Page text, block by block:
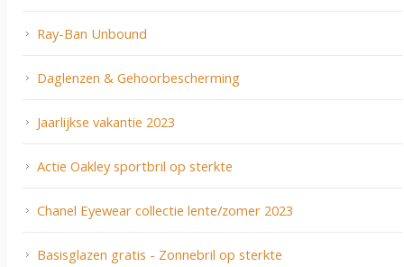
Ray-Ban Unbound
Daglenzen & Gehoorbescherming
Jaarlijkse vakantie 2023
Actie Oakley sportbril op sterkte
Chanel Eyewear collectie lente/zomer 2023
Basisglazen gratis - Zonnebril op sterkte